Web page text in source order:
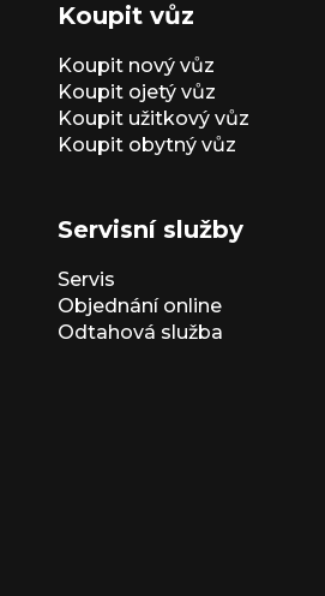
Koupit vůz
Koupit nový vůz
Koupit ojetý vůz
Koupit užitkový vůz
Koupit obytný vůz
Servisní služby
Servis
Objednání online
Odtahová služba